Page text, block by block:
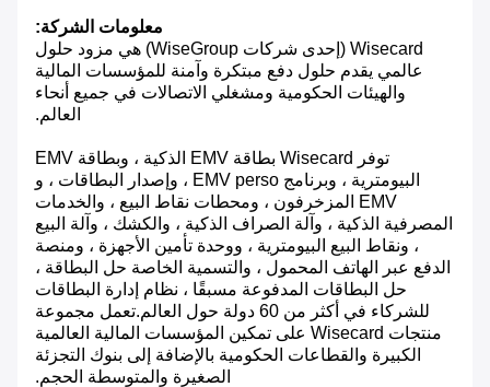
معلومات الشركة:
Wisecard (إحدى شركات WiseGroup) هي مزود حلول
عالمي يقدم حلول دفع مبتكرة وآمنة للمؤسسات المالية
والهيئات الحكومية ومشغلي الاتصالات في جميع أنحاء
العالم.
توفر Wisecard بطاقة EMV الذكية ، وبطاقة EMV
البيومترية ، وبرنامج EMV perso ، وإصدار البطاقات ، و
EMV المزخرفون ، ومحطات نقاط البيع ، والخدمات
المصرفية الذكية ، وآلة الصراف الذكية ، والكشك ، وآلة البيع
، ونقاط البيع البيومترية ، ووحدة تأمين الأجهزة ، ومنصة
الدفع عبر الهاتف المحمول ، والتسمية الخاصة حل البطاقة ،
حل البطاقات المدفوعة مسبقًا ، نظام إدارة البطاقات
للشركاء في أكثر من 60 دولة حول العالم.تعمل مجموعة
منتجات Wisecard على تمكين المؤسسات المالية العالمية
الكبيرة والقطاعات الحكومية بالإضافة إلى بنوك التجزئة
الصغيرة والمتوسطة الحجم.